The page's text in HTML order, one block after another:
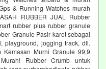
& Running Watches murah
RUBBER JUAL Rubber
rubber plus rubber granule
Granule Pasir karet sebagai
playground, jogging track, dll.
Murni Granule 99,9
Rubber Crumb untuk